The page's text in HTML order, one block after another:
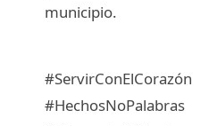
municipio.
#ServirConElCorazón
#HechosNoPalabras